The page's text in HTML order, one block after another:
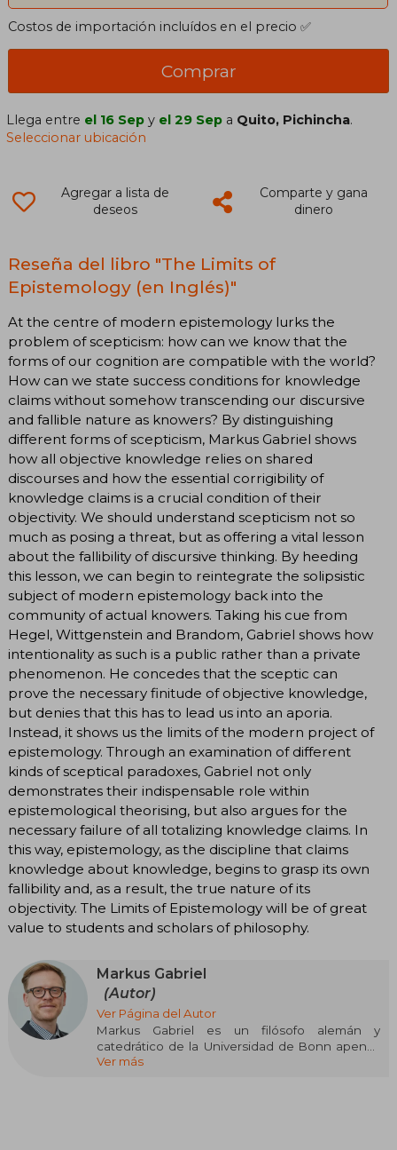
Costos de importación incluídos en el precio ✅
Comprar
Llega entre el 16 Sep y el 29 Sep a Quito, Pichincha.
Seleccionar ubicación
Agregar a lista de
deseos
Comparte y gana
dinero
Reseña del libro "The Limits of
Epistemology (en Inglés)"
At the centre of modern epistemology lurks the
problem of scepticism: how can we know that the
forms of our cognition are compatible with the world?
How can we state success conditions for knowledge
claims without somehow transcending our discursive
and fallible nature as knowers? By distinguishing
different forms of scepticism, Markus Gabriel shows
how all objective knowledge relies on shared
discourses and how the essential corrigibility of
knowledge claims is a crucial condition of their
objectivity. We should understand scepticism not so
much as posing a threat, but as offering a vital lesson
about the fallibility of discursive thinking. By heeding
this lesson, we can begin to reintegrate the solipsistic
subject of modern epistemology back into the
community of actual knowers. Taking his cue from
Hegel, Wittgenstein and Brandom, Gabriel shows how
intentionality as such is a public rather than a private
phenomenon. He concedes that the sceptic can
prove the necessary finitude of objective knowledge,
but denies that this has to lead us into an aporia.
Instead, it shows us the limits of the modern project of
epistemology. Through an examination of different
kinds of sceptical paradoxes, Gabriel not only
demonstrates their indispensable role within
epistemological theorising, but also argues for the
necessary failure of all totalizing knowledge claims. In
this way, epistemology, as the discipline that claims
knowledge about knowledge, begins to grasp its own
fallibility and, as a result, the true nature of its
objectivity. The Limits of Epistemology will be of great
value to students and scholars of philosophy.
Markus Gabriel
(Autor)
Ver Página del Autor
Markus Gabriel es un filósofo alemán y
catedrático de la Universidad de Bonn apenas
cumplidos los 28 años. Se especializó en
Ver más